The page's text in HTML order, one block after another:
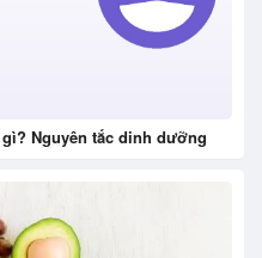
Nguyên tắc dinh dưỡng